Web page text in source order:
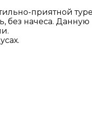
приятной
без начеса.